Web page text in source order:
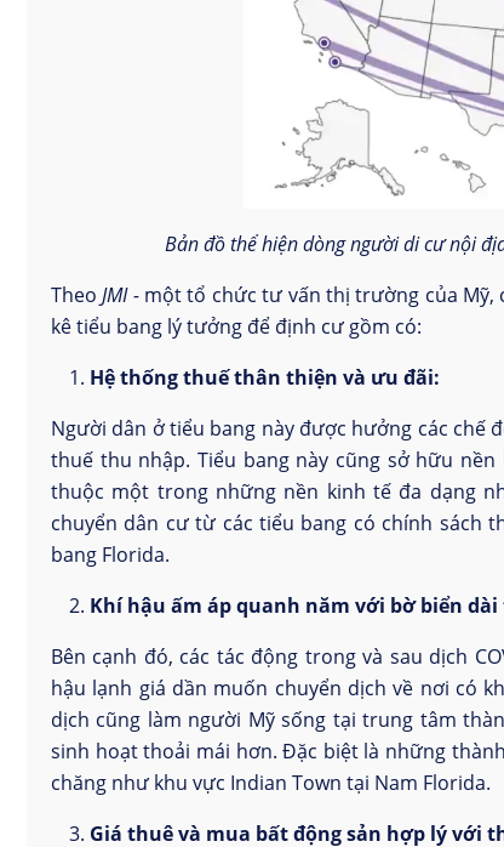
Bản đồ thể hiện dòng người di cư nội
TheoJMI-một tổ chức tư vấn thị trường của Mỹ,
kê tiểu bang lý tưởng để định cư gồm có:
Hệ thống thuế thân thiện và ưu đãi:
Người dân ở tiểu bang này được hưởng các chế
thuế thu nhập. Tiểu bang này cũng sở hữu
thuộc một trong những nền kinh tế đa dạng
chuyển dân cư từ các tiểu bang có chính sách
bang Florida.
Khí hậu ấm áp quanh năm với bờ biển
Bên cạnh đó, các tác động trong và sau dịch
hậu lạnh giá dần muốn chuyển dịch về nơi có
dịch cũng làm người Mỹ sống tại trung tâm
sinh hoạt thoải mái hơn. Đặc biệt là những
chăng như khu vực Indian Town tại Nam Florida.
Giá thuê và mua bất động sản hợp lý với